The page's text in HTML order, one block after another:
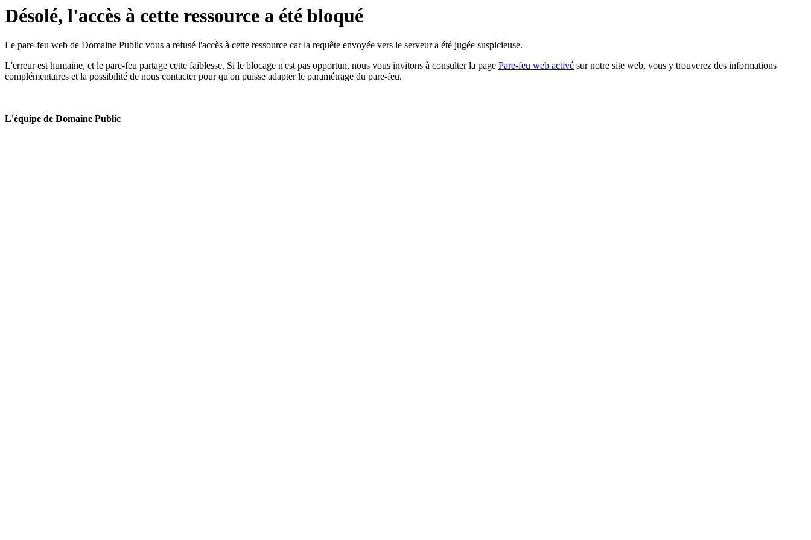
Désolé, l'accès à cette ressource a été bloqué
Le pare-feu web de Domaine Public vous a refusé l'accès à cette ressource car la requête envoyée vers le serveur a été jugée suspicieuse.
L'erreur est humaine, et le pare-feu partage cette faiblesse. Si le blocage n'est pas opportun, nous vous invitons à consulter la page Pare-feu web activé sur notre site web, vous y trouverez des informations
complémentaires et la possibilité de nous contacter pour qu'on puisse adapter le paramétrage du pare-feu.
L'équipe de Domaine Public